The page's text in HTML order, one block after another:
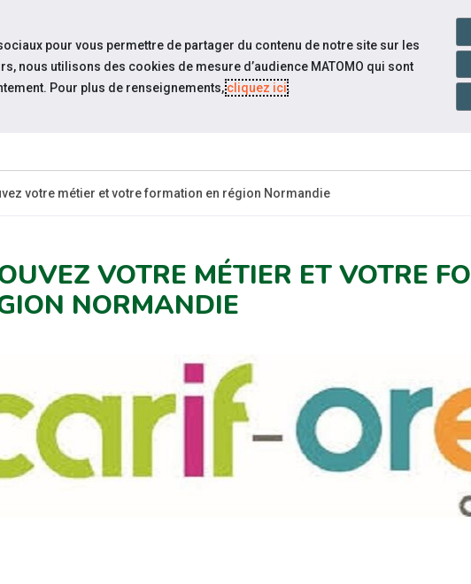
Accessibilité
ESPACE
ESPACE
votre métier et votre formation en région Normandie
VOTRE MÉTIER ET VOTRE
NORMANDIE
pour vous permettre de partager du contenu de notre site sur les
nous utilisons des cookies de mesure d’audience MATOMO qui sont
Pour plus de renseignements,cliquez ici.